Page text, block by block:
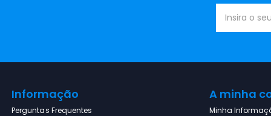
Informação
Perguntas Frequentes
A minha
Minha